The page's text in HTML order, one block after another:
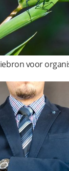
voor